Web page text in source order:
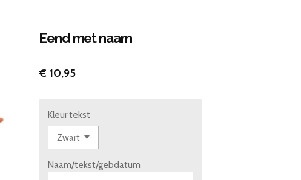
Eend met naam
€ 10,95
Kleur tekst
Naam/tekst/gebdatum